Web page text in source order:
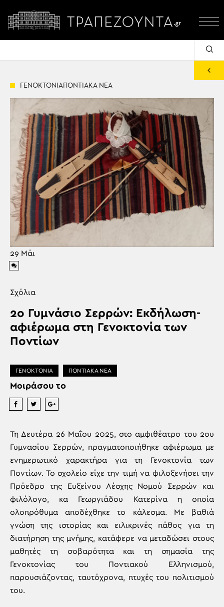
ΓΕΝΟΚΤΟΝΙΑΠΟΝΤΙΑΚΑ ΝΕΑ
29 Μάι
Σχόλια
2ο Γυμνάσιο Σερρών: Εκδήλωση-
αφιέρωμα στη Γενοκτονία των
Ποντίων
ΓΕΝΟΚΤΟΝΙΑ ΠΟΝΤΙΑΚΑ ΝΕΑ
Μοιράσου το
Τη Δευτέρα 26 Μαΐου 2025, στο αμφιθέατρο του 2ου
Γυμνασίου Σερρών, πραγματοποιήθηκε αφιέρωμα με
ενημερωτικό χαρακτήρα για τη Γενοκτονία των
Ποντίων. Το σχολείο είχε την τιμή να φιλοξενήσει την
Πρόεδρο της Ευξείνου Λέσχης Νομού Σερρών και
φιλόλογο, κα Γεωργιάδου Κατερίνα η οποία
ολοπρόθυμα αποδέχθηκε το κάλεσμα. Με βαθιά
γνώση της ιστορίας και ειλικρινές πάθος για τη
διατήρηση της μνήμης, κατάφερε να μεταδώσει στους
μαθητές τη σοβαρότητα και τη σημασία της
Γενοκτονίας του Ποντιακού Ελληνισμού,
παρουσιάζοντας, ταυτόχρονα, πτυχές του πολιτισμού
του.